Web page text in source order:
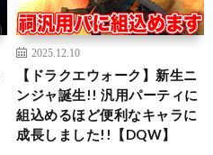
2025.12.10
【ドラクエウォーク】新生ニ
ンジャ誕生!! 汎用パーティに
組込めるほど便利なキャラに
成長しました!!【DQW】